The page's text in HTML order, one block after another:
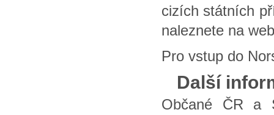
cizích státních
naleznete na
Pro vstup do
Další
Občané ČR a